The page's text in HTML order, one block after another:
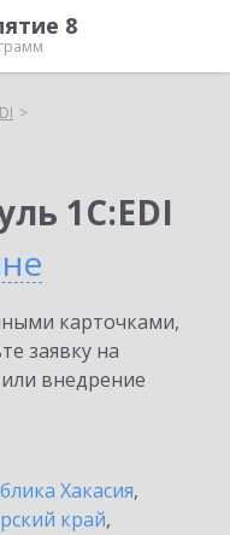
8
1C:EDI
карточками,
заявку на
внедрение
Хакасия,
край,